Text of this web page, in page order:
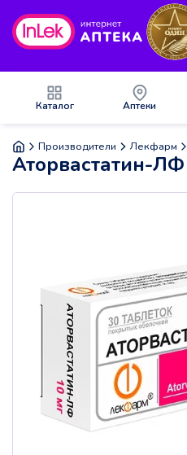
Каталог Аптеки
Производители Лекфарм
Аторвастатин-